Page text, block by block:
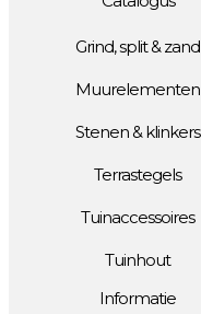
Grind, split & zand
Muurelementen
Stenen & klinkers
Terrastegels
Tuinaccessoires
Tuinhout
Informatie